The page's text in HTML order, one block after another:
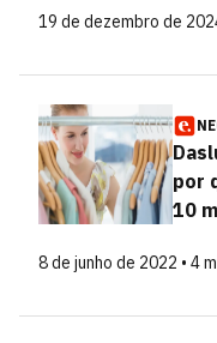
19 de dezembro de
por
10
8 de junho de 2022 • 4